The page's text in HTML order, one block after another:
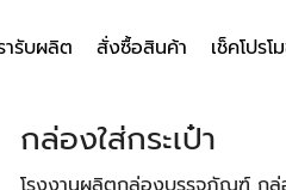
ารับผลิต สั่งซื้อสินค้า เช็คโปรโ
กล่องใส่กระเป๋า